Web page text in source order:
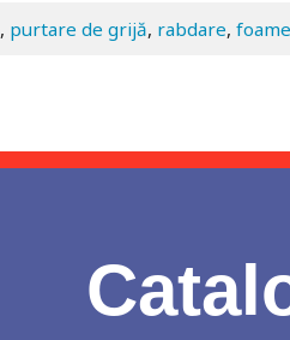
, purtare de grijă, rabdare, foame